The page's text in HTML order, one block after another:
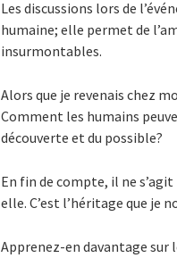
Les discussions lors de
humaine; elle permet de
insurmontables.
Alors que je revenais chez
Comment les humains
découverte et du possible?
En fin de compte, il ne
elle. C’est l’héritage que je
Apprenez-en davantage sur